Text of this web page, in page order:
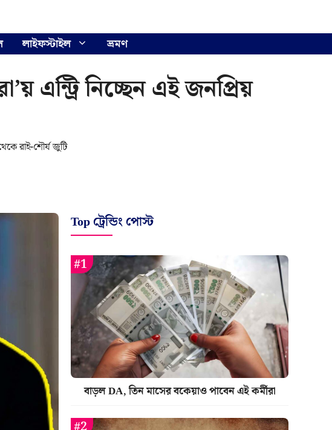
লাইফস্টাইল ভ্রমণ
এন্ট্রি নিচ্ছেন এই জনপ্রিয়
রাই-শৌর্য জুটি
Top ট্রেন্ডিং পোস্ট
বাড়ল DA, তিন মাসের বকেয়াও পাবেন এই কর্মীরা